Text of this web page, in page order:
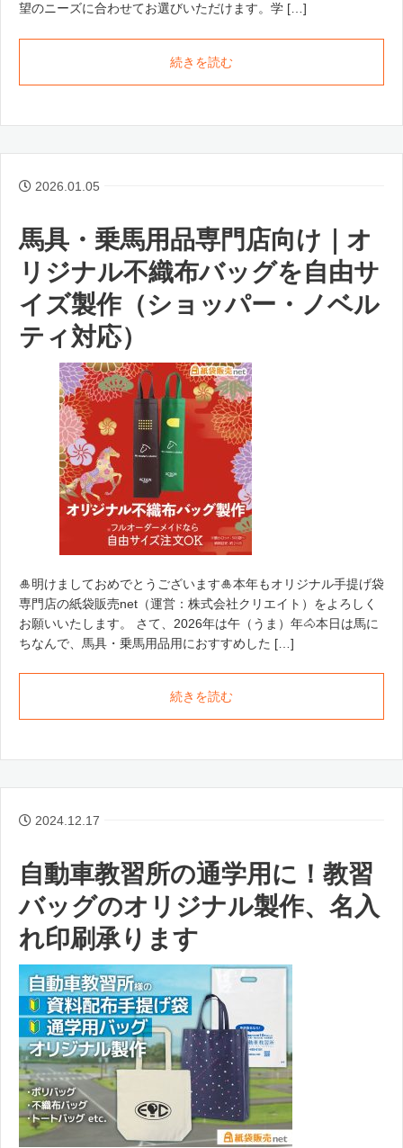
望のニーズに合わせてお選びいただけます。学 […]
続きを読む
2026.01.05
馬具・乗馬用品専門店向け｜オ
リジナル不織布バッグを自由サ
イズ製作（ショッパー・ノベル
ティ対応）
🎍明けましておめでとうございます🎍本年もオリジナル手提げ袋
専門店の紙袋販売net（運営：株式会社クリエイト）をよろしく
お願いいたします。 さて、2026年は午（うま）年🐴本日は馬に
ちなんで、馬具・乗馬用品用におすすめした […]
続きを読む
2024.12.17
自動車教習所の通学用に！教習
バッグのオリジナル製作、名入
れ印刷承ります